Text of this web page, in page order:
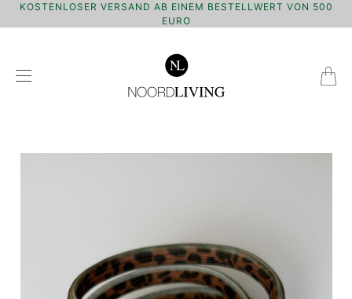
KOSTENLOSER VERSAND AB EINEM BESTELLWERT VON 500
EURO